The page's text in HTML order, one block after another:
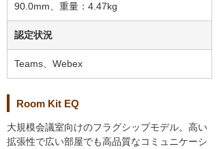
90.0mm、重量：4.47kg
認定状況
Teams、Webex
Room Kit EQ
大規模会議室向けのフラグシップモデル。高い
拡張性で広い部屋でも高品質なコミュニケーシ